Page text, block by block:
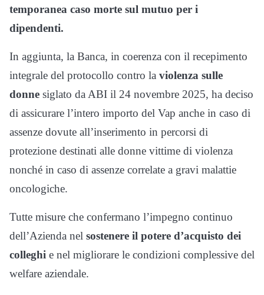
temporanea caso morte sul mutuo per i
dipendenti.
In aggiunta, la Banca, in coerenza con il recepimento
integrale del protocollo contro la violenza sulle
donne siglato da ABI il 24 novembre 2025, ha deciso
di assicurare l’intero importo del Vap anche in caso di
assenze dovute all’inserimento in percorsi di
protezione destinati alle donne vittime di violenza
nonché in caso di assenze correlate a gravi malattie
oncologiche.
Tutte misure che confermano l’impegno continuo
dell’Azienda nel sostenere il potere d’acquisto dei
colleghi e nel migliorare le condizioni complessive del
welfare aziendale.